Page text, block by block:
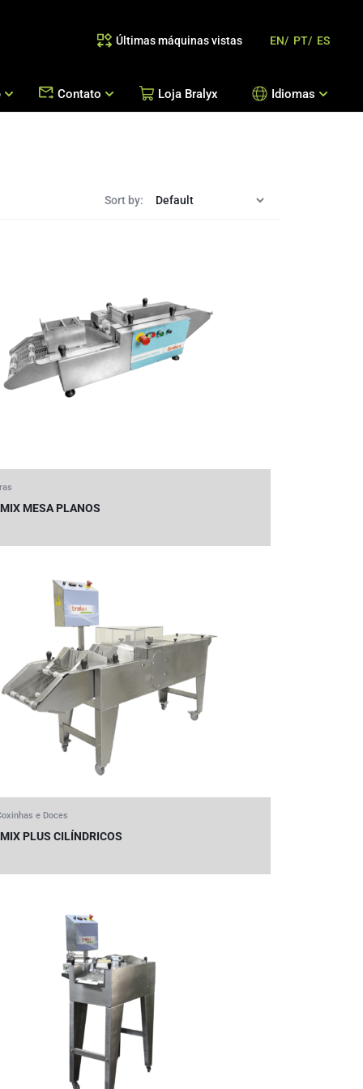
Trabalhe Conosco
Contato Loja Bralyx Idiomas
Últimas máquinas vistas EN/ PT/ ES
Sort by:
MESA PLANOS
e Doces
PLUS CILÍNDRICOS